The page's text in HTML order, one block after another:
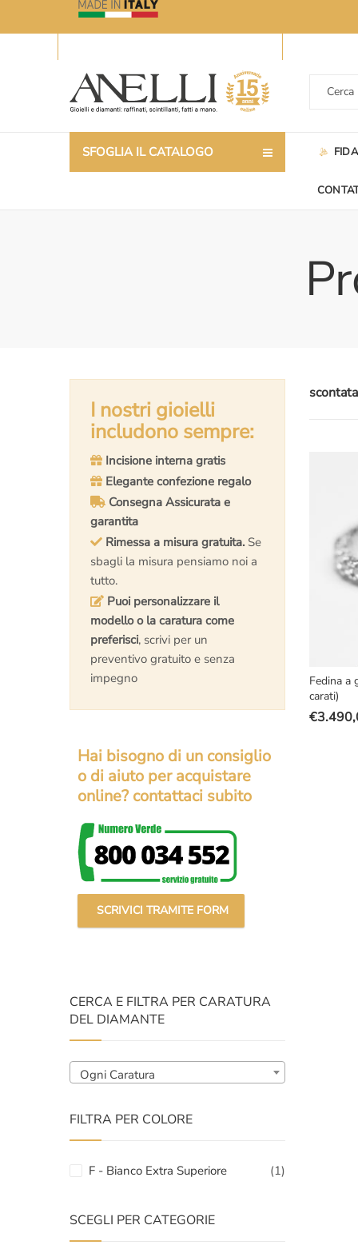
SFOGLIA IL CATALOGO
scontata
Fedina a
carati)
Il
€
Il
I nostri gioielli
includono sempre:
Incisione interna gratis
Elegante confezione regalo
Consegna Assicurata e
garantita
Rimessa a misura gratuita. Se
sbagli la misura pensiamo noi a
tutto.
Puoi personalizzare il
modello o la caratura come
preferisci, scrivi per un
preventivo gratuito e senza
impegno
Hai bisogno di un consiglio
o di aiuto per acquistare
online? contattaci subito
SCRIVICI TRAMITE FORM
CERCA E FILTRA PER CARATURA
DEL DIAMANTE
Ogni Caratura
FILTRA PER COLORE
F - Bianco Extra Superiore (1)
SCEGLI PER CATEGORIE